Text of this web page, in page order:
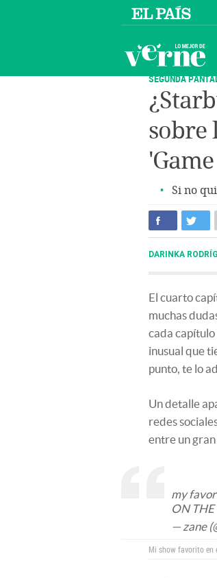
SEGUNDA
sobre
Si no
DARINKA
El cuarto
muchas
cada
inusual que
punto, te lo
Un detalle
redes
entre un
my
ON
— zane
Mi show favorito en